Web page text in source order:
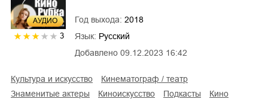
AУДИО
3
Добавлено 09.12.2023 16:42
Год выхода: 2018
Язык: Русский
культура и искусство
кинематограф / театр
знаменитые актеры
киноискусство подкасты
кино